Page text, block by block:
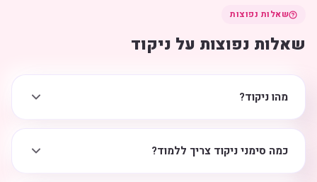
שאלות נפוצות
שאלות נפוצות על ניקוד
מהו ניקוד?
כמה סימני ניקוד צריך ללמוד?